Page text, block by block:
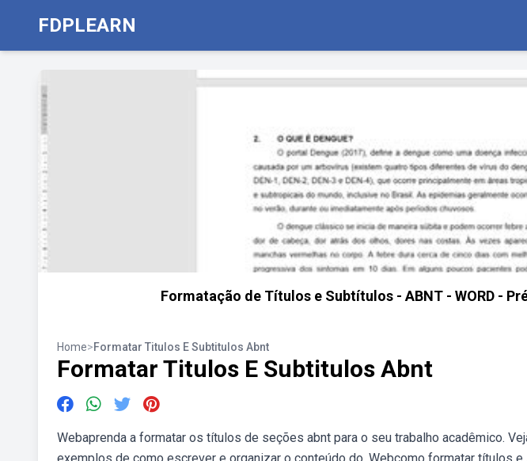
FDPLEARN
Formatação de Títulos e Subtítulos - ABNT - WORD -
Home>Formatar Titulos E Subtitulos Abnt
Formatar Titulos E Subtitulos Abnt
Webaprenda a formatar os títulos de seções abnt para o seu trabalho acadêmico.